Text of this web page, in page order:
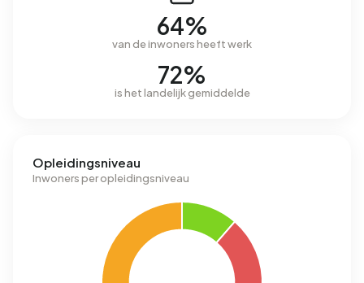
64%
van de inwoners heeft werk
72%
is het landelijk gemiddelde
Opleidingsniveau
Inwoners per opleidingsniveau